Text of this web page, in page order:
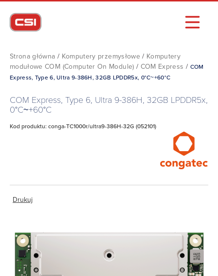
Strona główna / Komputery przemysłowe / Komputery
modułowe COM (Computer On Module) / COM Express / COM
Express, Type 6, Ultra 9-386H, 32GB LPDDR5x, 0°C~+60°C
COM Express, Type 6, Ultra 9-386H, 32GB LPDDR5x,
0°C~+60°C
Kod produktu: conga-TC1000r/ultra9-386H-32G (052101)
Drukuj